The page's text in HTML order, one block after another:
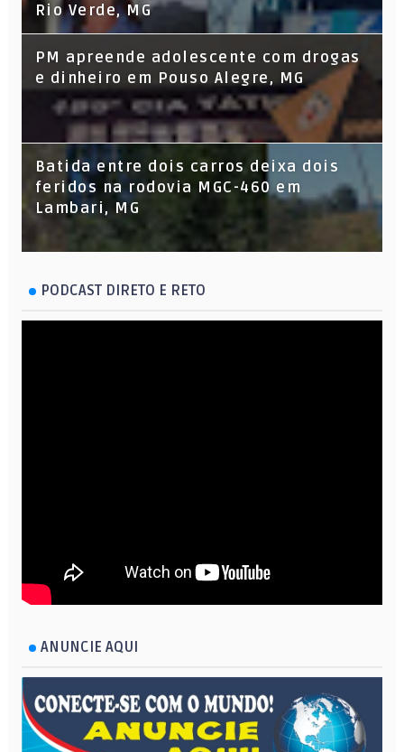
Rio Verde, MG
PM apreende adolescente com drogas
e dinheiro em Pouso Alegre, MG
Batida entre dois carros deixa dois
feridos na rodovia MGC-460 em
Lambari, MG
PODCAST DIRETO E RETO
ANUNCIE AQUI